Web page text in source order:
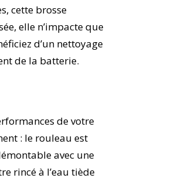
cette brosse
elle n’impacte que
d’un nettoyage
de la batterie.
de votre
: le rouleau est
avec une
rincé à l’eau tiède